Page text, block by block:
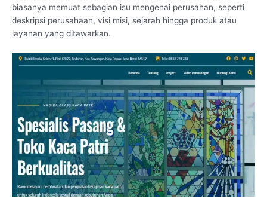
biasanya memuat sebagian isu mengenai perusahan, seperti
deskripsi perusahaan, visi misi, sejarah hingga produk atau
layanan yang ditawarkan.